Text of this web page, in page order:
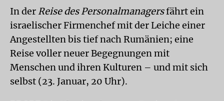
In der Reise des Personalmanagersfährt ein
israelischer Firmenchef mit der Leiche einer
Angestellten bis tief nach Rumänien; eine
Reise voller neuer Begegnungen mit
Menschen und ihren Kulturen – und mit sich
selbst (23. Januar, 20 Uhr).